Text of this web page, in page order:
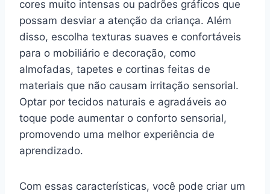
cores muito intensas ou padrões gráficos que
possam desviar a atenção da criança. Além
disso, escolha texturas suaves e confortáveis
para o mobiliário e decoração, como
almofadas, tapetes e cortinas feitas de
materiais que não causam irritação sensorial.
Optar por tecidos naturais e agradáveis ao
toque pode aumentar o conforto sensorial,
promovendo uma melhor experiência de
aprendizado.
Com essas características, você pode criar um